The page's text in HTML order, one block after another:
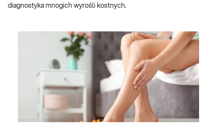
diagnostyka mnogich wyrośli kostnych.